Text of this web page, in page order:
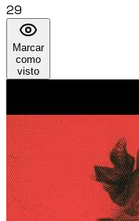
29
Marcar
como
visto